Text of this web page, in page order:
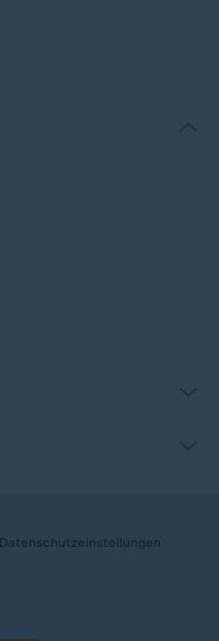
Datenschutzeinstellungen